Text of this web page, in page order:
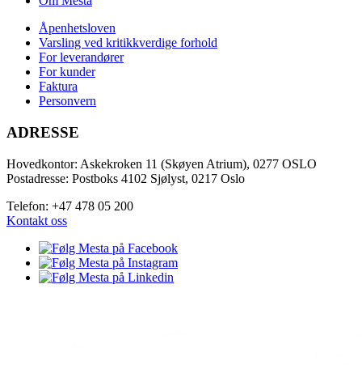
Åpenhetsloven
Varsling ved kritikkverdige forhold
For leverandører
For kunder
Faktura
Personvern
ADRESSE
Hovedkontor: Askekroken 11 (Skøyen Atrium), 0277 OSLO
Postadresse: Postboks 4102 Sjølyst, 0217 Oslo
Telefon: +47 478 05 200
Kontakt oss